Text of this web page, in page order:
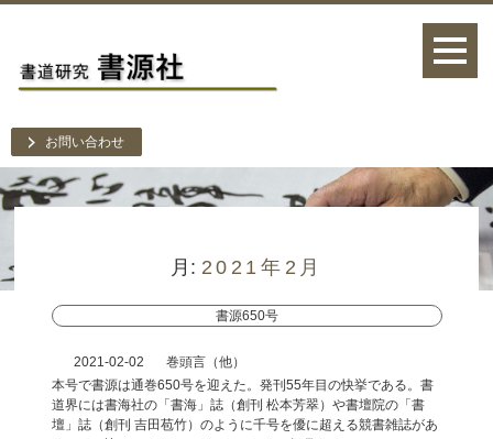
お問い合わせ
月: 2021年2月
書源650号
2021-02-02
巻頭言（他）
本号で書源は通巻650号を迎えた。発刊55年目の快挙である。書
道界には書海社の「書海」誌（創刊 松本芳翠）や書壇院の「書
壇」誌（創刊 吉田苞竹）のように千号を優に超える競書雑誌があ